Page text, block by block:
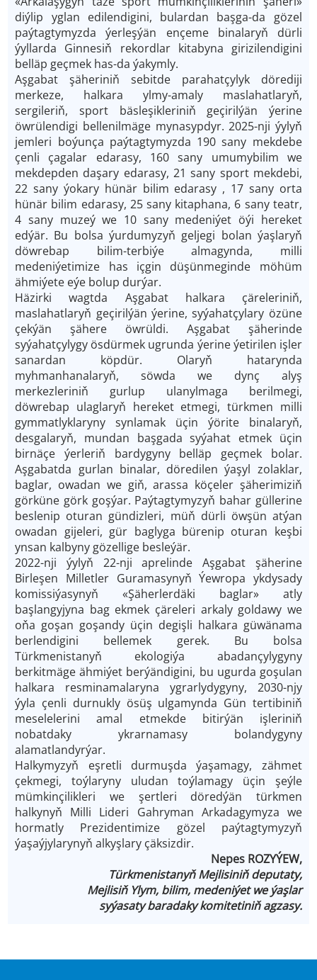
diýlip yglan edilendigini, bulardan başga­-da gözel
paýtagtymyzda ýerleşýän ençeme binalaryň dürli
ýyllarda Ginnesiň rekordlar kitabyna girizilendigini
belläp geçmek has­-da ýakymly.
Aşgabat şäheriniň sebitde parahatçylyk dörediji
merkeze, halkara ylmy-­amaly maslahatlaryň,
sergileriň, sport bäsleşikleriniň geçirilýän ýerine
öwrülendigi bellenilmäge mynasypdyr. 2025-­nji ýylyň
jemleri boýunça paýtagtymyzda 190 sany mekdebe
çenli çagalar edarasy, 160 sany umumybilim we
mekdepden daşary edarasy, 21 sany sport mekdebi,
22 sany ýokary hünär bilim edarasy , 17 sany orta
hünär bilim edarasy, 25 sany kitaphana, 6 sany teatr,
4 sany muzeý we 10 sany medeniýet öýi hereket
edýär. Bu bolsa ýurdumyzyň geljegi bolan ýaşlaryň
döwrebap bilim­-terbiýe almagynda, milli
medeniýetimize has içgin düşünmeginde möhüm
ähmiýete eýe bolup durýar.
Häzirki wagtda Aşgabat halkara çäreleriniň,
maslahatlaryň geçirilýän ýerine, syýahatçylary özüne
çekýän şähere öwrüldi. Aşgabat şäherinde
syýahatçylygy ösdürmek ugrunda ýerine ýetirilen işler
sanardan köpdür. Olaryň hatarynda
myhmanhanalaryň, söwda we dynç alyş
merkezleriniň gurlup ulanylmaga berilmegi,
döwrebap ulaglaryň hereket etmegi, türkmen milli
gymmatlyklaryny synlamak üçin ýörite binalaryň,
desgalaryň, mundan başga­da syýahat etmek üçin
birnäçe ýerleriň bardygyny belläp geçmek bolar.
Aşgabatda gurlan binalar, döredilen ýaşyl zolaklar,
baglar, owadan we giň, arassa köçeler şäherimiziň
görküne görk goşýar. Paýtagtymyzyň bahar güllerine
beslenip oturan gündizleri, müň dürli öwşün atýan
owadan gijeleri, gür baglyga bürenip oturan keşbi
ynsan kalbyny gözellige besleýär.
2022-­nji ýylyň 22-­nji aprelinde Aşgabat şäherine
Birleşen Milletler Guramasynyň Ýewropa ykdysady
komissiýasynyň «Şäherlerdäki baglar» atly
başlangyjyna bag ekmek çäreleri arkaly goldawy we
oňa goşan goşandy üçin degişli halkara güwänama
berlendigini bellemek gerek. Bu bolsa
Türkmenistanyň ekologiýa abadançylygyny
berkitmäge ähmiýet berýändigini, bu ugurda goşulan
halkara resminamalaryna ygrarlydygyny, 2030­-njy
ýyla çenli durnukly ösüş ulgamynda Gün tertibiniň
meselelerini amal etmekde bitirýän işleriniň
nobatdaky ykrarnamasy bolandygyny
alamatlandyrýar.
Halkymyzyň eşretli durmuşda ýaşamagy, zähmet
çekmegi, toýlaryny uludan toýlamagy üçin şeýle
mümkinçilikleri we şertleri döredýän türkmen
halkynyň Milli Lideri Gahryman Arkadagymyza we
hormatly Prezidentimize gözel paýtagtymyzyň
ýaşaýjylarynyň alkyşlary çäksizdir.
Nepes ROZYÝEW,
Türkmenistanyň Mejlisiniň deputaty,
Mejlisiň Ylym, bilim, medeniýet we ýaşlar
syýasaty baradaky komitetiniň agzasy.